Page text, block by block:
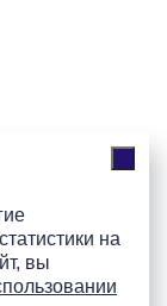
на
вы